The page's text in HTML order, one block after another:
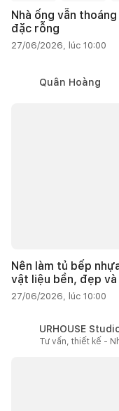
Nhà ống vẫn
đặc rỗng
27/06/2026, lúc 10:00
Quân Hoàng
Nên làm tủ bếp
vật liệu bền, đẹp
27/06/2026, lúc 10:00
URHOUSE
Tư vấn, thiết kế -